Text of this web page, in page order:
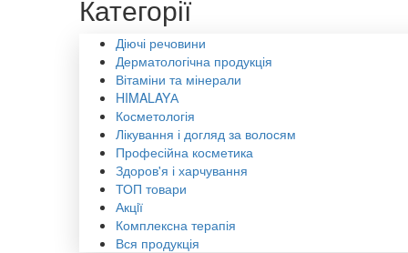
Категорії
Діючі речовини
Дерматологічна продукція
Вітаміни та мінерали
HIMALAYА
Косметологія
Лікування і догляд за волосям
Професійна косметика
Здоров'я і харчування
ТОП товари
Акцiї
Комплексна терапія
Вся продукція